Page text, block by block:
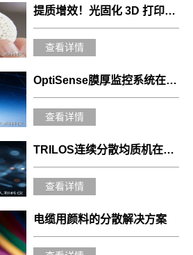
提质增效！光固化 3D 打印材料分散解决方案升级
查看详情
OptiSense膜厚监控系统在SOFC单电池制备中的应用
查看详情
TRILOS连续分散均质机在碳纳米管/石墨烯浆料中的应用
查看详情
电缆用颜料的分散解决方案